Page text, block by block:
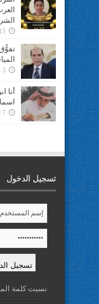
15 يونيو، 2025
3 مايو، 2025
أنا
7 أبريل، 2025
تسجيل الدخول
نسيت كلمة